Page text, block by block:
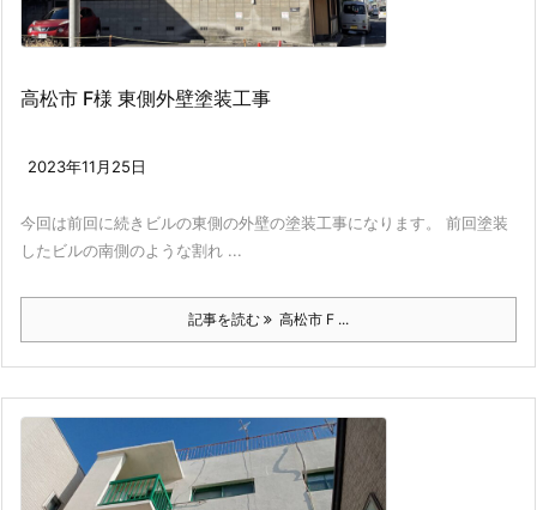
高松市 F様 東側外壁塗装工事
2023年11月25日
今回は前回に続きビルの東側の外壁の塗装工事になります。 前回塗装
したビルの南側のような割れ ...
記事を読む 高松市 F ...